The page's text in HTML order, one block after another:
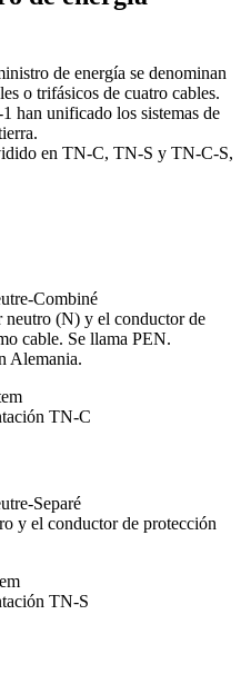
de energía se denominan
o trifásicos de cuatro cables.
han unificado los sistemas de
en TN-C, TN-S y TN-C-S,
Combiné
(N) y el conductor de
cable. Se llama PEN.
Alemania.
TN-C
Separé
y el conductor de protección
TN-S